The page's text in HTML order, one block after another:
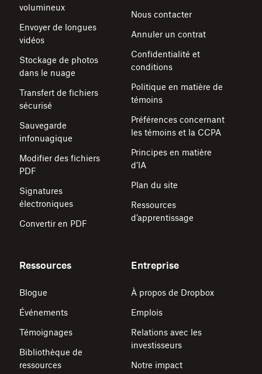
volumineux
Envoyer de longues
vidéos
Stockage de photos
dans le nuage
Transfert de fichiers
sécurisé
Sauvegarde
infonuagique
Modifier des fichiers
PDF
Signatures
électroniques
Convertir en PDF
Nous contacter
Annuler un contrat
Confidentialité et
conditions
Politique en matière de
témoins
Préférences concernant
les témoins et la CCPA
Principes en matière
d’IA
Plan du site
Ressources
d’apprentissage
Ressources
Blogue
Événements
Témoignages
Bibliothèque de
ressources
Entreprise
À propos de Dropbox
Emplois
Relations avec les
investisseurs
Notre impact